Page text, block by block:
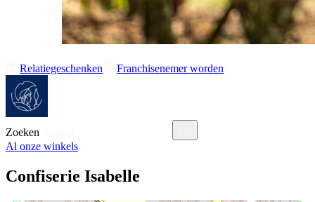
Relatiegeschenken Franchisenemer worden
Zoeken
Al onze winkels
Confiserie Isabelle